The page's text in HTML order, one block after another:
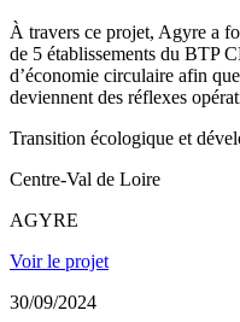
À travers ce projet, Agyre a
de 5 établissements du BTP
d’économie circulaire afin
deviennent des réflexes
Transition écologique et
Centre-Val de Loire
AGYRE
Voir le projet
30/09/2024